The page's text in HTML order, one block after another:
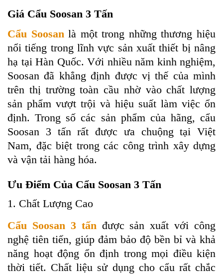
Giá Cẩu Soosan 3 Tấn
Cẩu Soosan là một trong những thương hiệu
nổi tiếng trong lĩnh vực sản xuất thiết bị nâng
hạ tại Hàn Quốc. Với nhiều năm kinh nghiệm,
Soosan đã khẳng định được vị thế của mình
trên thị trường toàn cầu nhờ vào chất lượng
sản phẩm vượt trội và hiệu suất làm việc ổn
định. Trong số các sản phẩm của hãng, cẩu
Soosan 3 tấn rất được ưa chuộng tại Việt
Nam, đặc biệt trong các công trình xây dựng
và vận tải hàng hóa.
Ưu Điểm Của Cẩu Soosan 3 Tấn
1. Chất Lượng Cao
Cẩu Soosan 3 tấn được sản xuất với công
nghệ tiên tiến, giúp đảm bảo độ bền bỉ và khả
năng hoạt động ổn định trong mọi điều kiện
thời tiết. Chất liệu sử dụng cho cẩu rất chắc